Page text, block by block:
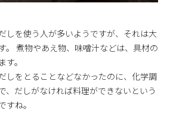
しを使う人が多いようですが、それは大
。 煮物やあえ物、味噌汁などは、具材の
。
しをとることなどなかったのに、化学調
、だしがなければ料理ができないという
すね。